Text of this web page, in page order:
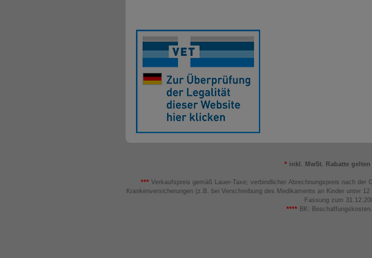
* inkl. MwSt. Rabatte
*** Verkaufspreis gemäß Lauer-Taxe; verbindlicher Abrechnungspreis nach
Krankenversicherungen (z.B. bei Verschreibung des Medikaments an Kinder unter
Fassung zum
**** BK: